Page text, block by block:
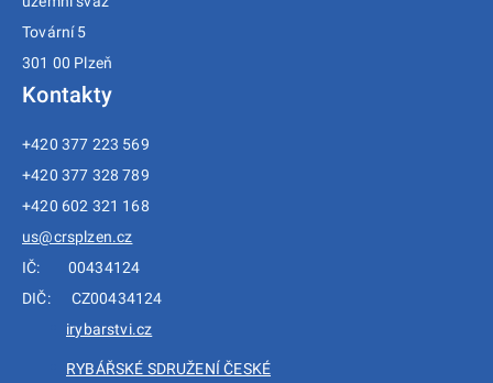
Tovární 5
301 00 Plzeň
Kontakty
+420 377 223 569
+420 377 328 789
+420 602 321 168
us@crsplzen.cz
IČ: 00434124
DIČ: CZ00434124
irybarstvi.cz
RYBÁŘSKÉ SDRUŽENÍ ČESKÉ